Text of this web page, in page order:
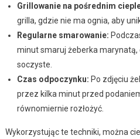
Grillowanie na pośrednim
grilla, gdzie nie ma ognia, aby
Regularne smarowanie:
minut smaruj żeberka
soczyste.
Czas odpoczynku: Po zdjęciu
przez kilka minut przed
równomiernie rozłożyć.
Wykorzystując te techniki, można